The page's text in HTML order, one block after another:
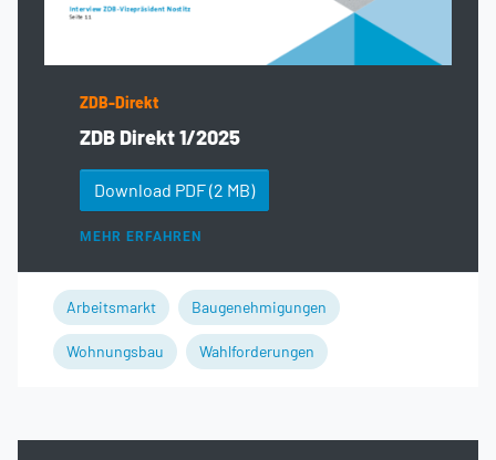
ZDB-Direkt
ZDB Direkt 1/2025
Download PDF(2 MB)
MEHR ERFAHREN
Arbeitsmarkt Baugenehmigungen
Wohnungsbau Wahlforderungen